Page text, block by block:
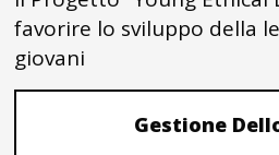
favorire lo sviluppo della
giovani
Gestione